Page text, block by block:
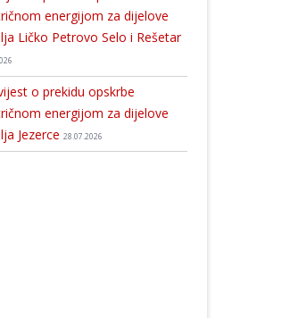
energijom za dijelove
Ličko Petrovo Selo i Rešetar
o prekidu opskrbe
energijom za dijelove
Jezerce 28.07.2026